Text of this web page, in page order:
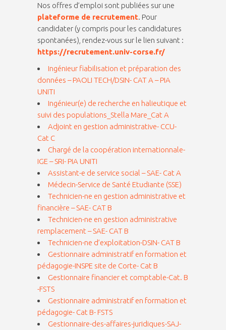
Nos offres d’emploi sont publiées sur une
plateforme de recrutement. Pour
candidater (y compris pour les candidatures
spontanées), rendez-vous sur le lien suivant :
https://recrutement.univ-corse.fr/
Ingénieur fiabilisation et préparation des
données – PAOLI TECH/DSIN- CAT A – PIA
UNITI
Ingénieur(e) de recherche en halieutique et
suivi des populations_Stella Mare_Cat A
Adjoint en gestion administrative- CCU-
Cat C
Chargé de la coopération internationnale-
IGE – SRI- PIA UNITI
Assistant-e de service social – SAE- Cat A
Médecin-Service de Santé Etudiante (SSE)
Technicien-ne en gestion administrative et
financière – SAE- CAT B
Technicien-ne en gestion administrative
remplacement – SAE- CAT B
Technicien-ne d’exploitation-DSIN- CAT B
Gestionnaire administratif en formation et
pédagogie-INSPE site de Corte- Cat B
Gestionnaire financier et comptable-Cat. B
-FSTS
Gestionnaire administratif en formation et
pédagogie- Cat B- FSTS
Gestionnaire-des-affaires-juridiques-SAJ-